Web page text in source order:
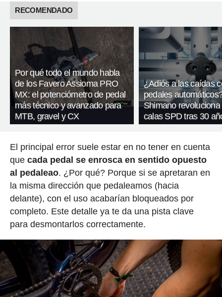
RECOMENDADO
Por qué todo el mundo habla
de los Favero Assioma PRO
MX: el potenciómetro de pedal
más técnico y avanzado para
MTB, gravel y CX
¿Adiós a las caídas
pedales
Shimano revoluciona
calas SPD tras 30
El principal error suele estar en no tener en cuenta
que cada pedal se enrosca en sentido opuesto
al pedaleao. ¿Por qué? Porque si se apretaran en
la misma dirección que pedaleamos (hacia
delante), con el uso acabarían bloqueados por
completo. Este detalle ya te da una pista clave
para desmontarlos correctamente.